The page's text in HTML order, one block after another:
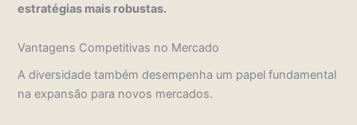
estratégias mais robustas.
Vantagens Competitivas no Mercado
A diversidade também desempenha um papel fundamental
na expansão para novos mercados.